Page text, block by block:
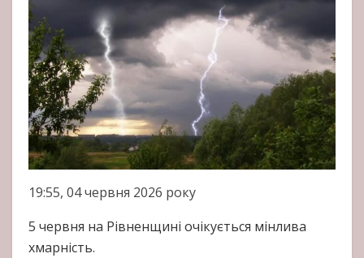
19:55, 04 червня 2026 року
5 червня на Рівненщині очікується мінлива
хмарність.